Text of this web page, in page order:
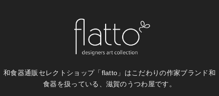
和食器通販セレクトショップ「flatto」はこだわりの作家ブランド和
食器を扱っている、滋賀のうつわ屋です。